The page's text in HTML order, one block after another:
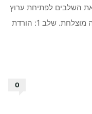
השלבים לפתיחת ערוץ
טלגרם לעסק, ונספק טיפים לניהולו בצורה מוצלחת. שלב 1: הורדת
0